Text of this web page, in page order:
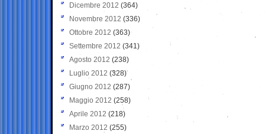
Dicembre 2012 (364)
Novembre 2012 (336)
Ottobre 2012 (363)
Settembre 2012 (341)
Agosto 2012 (238)
Luglio 2012 (328)
Giugno 2012 (287)
Maggio 2012 (258)
Aprile 2012 (218)
Marzo 2012 (255)